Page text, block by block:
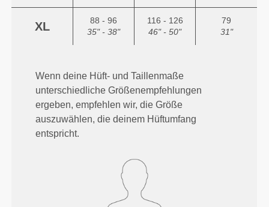
XL
88 - 96
35" - 38"
116 - 126
46" - 50"
79
31"
Wenn deine Hüft- und Taillenmaße
unterschiedliche Größenempfehlungen
ergeben, empfehlen wir, die Größe
auszuwählen, die deinem Hüftumfang
entspricht.